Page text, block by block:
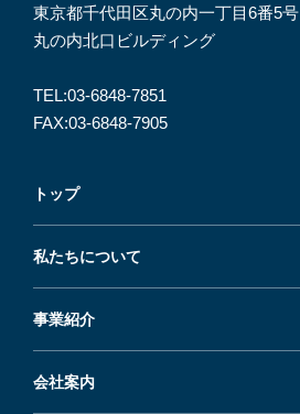
東京都千代田区丸の内一丁目6番5号
丸の内北口ビルディング
TEL:03-6848-7851
FAX:03-6848-7905
トップ
私たちについて
事業紹介
会社案内